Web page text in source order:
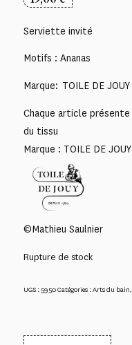
Serviette invité
Motifs : Ananas
Marque: TOILE DE
Chaque article
du tissu
Marque : TOILE DE
©Mathieu Saulnier
Rupture de stock
UGS : 5950Catégories :Arts du bain,